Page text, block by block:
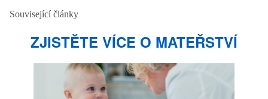
Související články
ZJISTĚTE VÍCE O MATEŘSTVÍ